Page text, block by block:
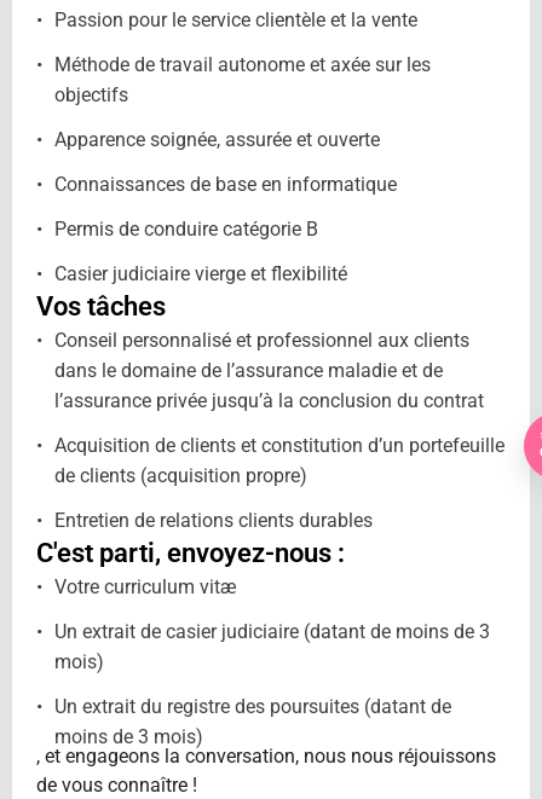
Passion pour le service clientèle et la vente
Méthode de travail autonome et axée sur les
objectifs
Apparence soignée, assurée et ouverte
Connaissances de base en informatique
Permis de conduire catégorie B
Casier judiciaire vierge et flexibilité
Vos tâches
Conseil personnalisé et professionnel aux clients
dans le domaine de l’assurance maladie et de
l’assurance privée jusqu’à la conclusion du contrat
Acquisition de clients et constitution d’un portefeuille
de clients (acquisition propre)
Entretien de relations clients durables
C'est parti, envoyez-nous :
Votre curriculum vitæ
Un extrait de casier judiciaire (datant de moins de 3
mois)
Un extrait du registre des poursuites (datant de
moins de 3 mois)
, et engageons la conversation, nous nous réjouissons
de vous connaître !